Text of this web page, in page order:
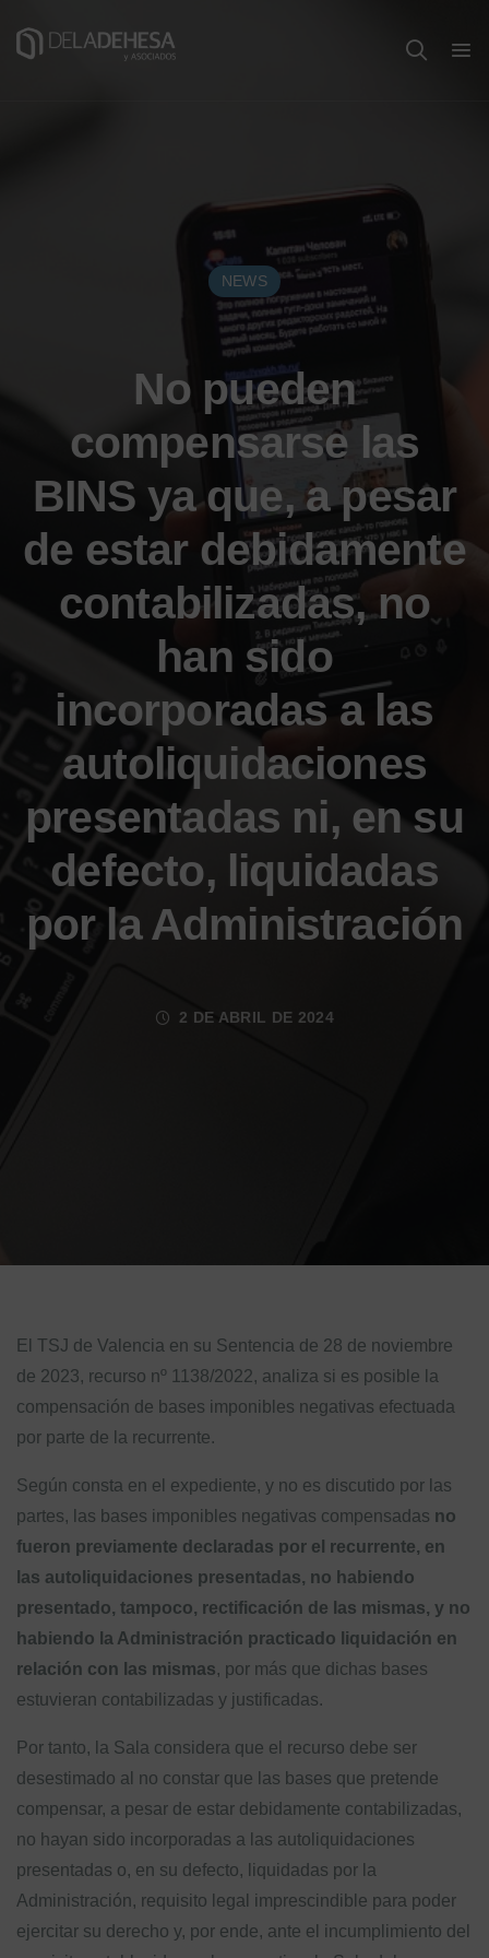
NEWS
No pueden
compensarse las
BINS ya que, a pesar
de estar debidamente
contabilizadas, no
han sido
incorporadas a las
autoliquidaciones
presentadas ni, en su
defecto, liquidadas
por la Administración
2 DE ABRIL DE 2024
El TSJ de Valencia en su Sentencia de 28 de noviembre
de 2023, recurso nº 1138/2022, analiza si es posible la
compensación de bases imponibles negativas efectuada
por parte de la recurrente.
Según consta en el expediente, y no es discutido por las
partes, las bases imponibles negativas compensadas no
fueron previamente declaradas por el recurrente, en
las autoliquidaciones presentadas, no habiendo
presentado, tampoco, rectificación de las mismas, y no
habiendo la Administración practicado liquidación en
relación con las mismas, por más que dichas bases
estuvieran contabilizadas y justificadas.
Por tanto, la Sala considera que el recurso debe ser
desestimado al no constar que las bases que pretende
compensar, a pesar de estar debidamente contabilizadas,
no hayan sido incorporadas a las autoliquidaciones
presentadas o, en su defecto, liquidadas por la
Administración, requisito legal imprescindible para poder
ejercitar su derecho y, por ende, ante el incumplimiento del